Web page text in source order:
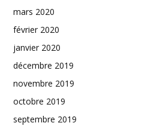
mars 2020
février 2020
janvier 2020
décembre 2019
novembre 2019
octobre 2019
septembre 2019